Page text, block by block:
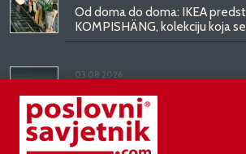
Od doma do doma: IKEA
KOMPISHÄNG, kolekciju koja
03.08.2026.
Kineski BYD predstavio
Mercedesove S-klase,
kilometara